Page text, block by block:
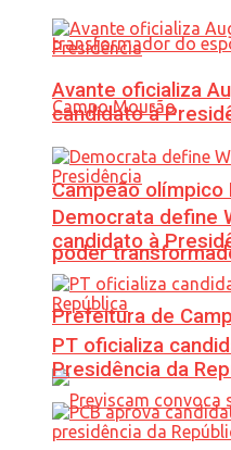
Campeão olímpico
poder
Prefeitura de
Avante oficializa
candidato à
Democrata define
candidato à
PT oficializa
Presidência da